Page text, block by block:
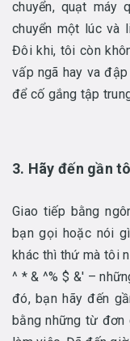
chuyển, quạt máy
chuyển một lúc và
Đôi khi, tôi còn
vấp ngã hay va
để cố gắng tập
3. Hãy đến gần
Giao tiếp bằng
bạn gọi hoặc nói
khác thì thứ mà tôi
^ * & ^% $ &' –
đó, bạn hãy đến
bằng những từ đơn